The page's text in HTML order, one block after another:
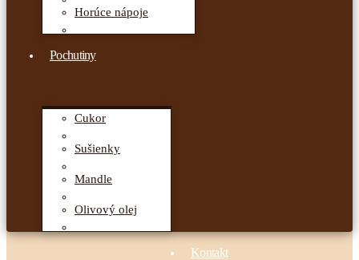
Horúce nápoje
Pochutiny
Cukor
Sušienky
Mandle
Olivový olej
Kontakt